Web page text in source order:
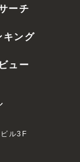
ーチ
キング
ュー
ル3F